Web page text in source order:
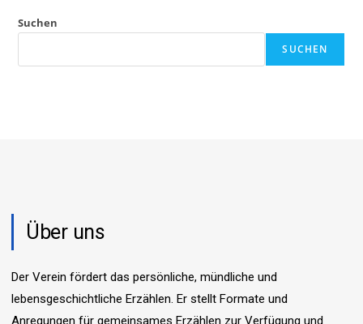
Suchen
SUCHEN
Über uns
Der Verein fördert das persönliche, mündliche und
lebensgeschichtliche Erzählen. Er stellt Formate und
Anregungen für gemeinsames Erzählen zur Verfügung und